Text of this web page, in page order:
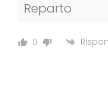
Reparto
0